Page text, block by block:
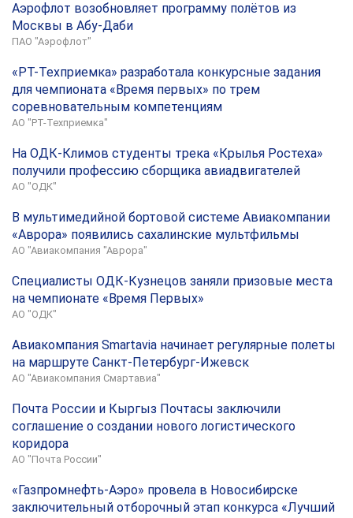
Аэрофлот возобновляет программу полётов из
Москвы в Абу-Даби
ПАО "Аэрофлот"
«РТ-Техприемка» разработала конкурсные задания
для чемпионата «Время первых» по трем
соревновательным компетенциям
АО "РТ-Техприемка"
На ОДК-Климов студенты трека «Крылья Ростеха»
получили профессию сборщика авиадвигателей
АО "ОДК"
В мультимедийной бортовой системе Авиакомпании
«Аврора» появились сахалинские мультфильмы
АО "Авиакомпания "Аврора"
Специалисты ОДК-Кузнецов заняли призовые места
на чемпионате «Время Первых»
АО "ОДК"
Авиакомпания Smartavia начинает регулярные полеты
на маршруте Санкт-Петербург-Ижевск
АО "Авиакомпания Смартавиа"
Почта России и Кыргыз Почтасы заключили
соглашение о создании нового логистического
коридора
АО "Почта России"
«Газпромнефть-Аэро» провела в Новосибирске
заключительный отборочный этап конкурса «Лучший